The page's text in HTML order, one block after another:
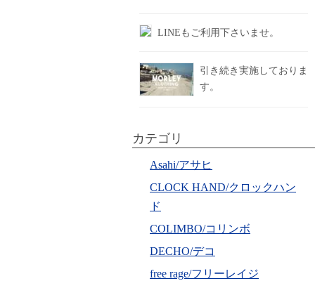
LINEもご利用下さいませ。
引き続き実施しておりま
す。
カテゴリ
Asahi/アサヒ
CLOCK HAND/クロックハン
ド
COLIMBO/コリンボ
DECHO/デコ
free rage/フリーレイジ